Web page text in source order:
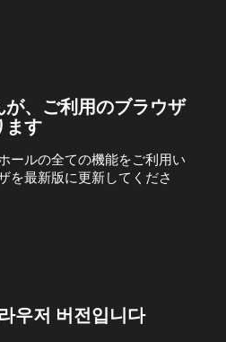
、ご利用のブラウザ
ます
ールの全ての機能をご利用い
を最新版に更新してくださ
우저 버전입니다